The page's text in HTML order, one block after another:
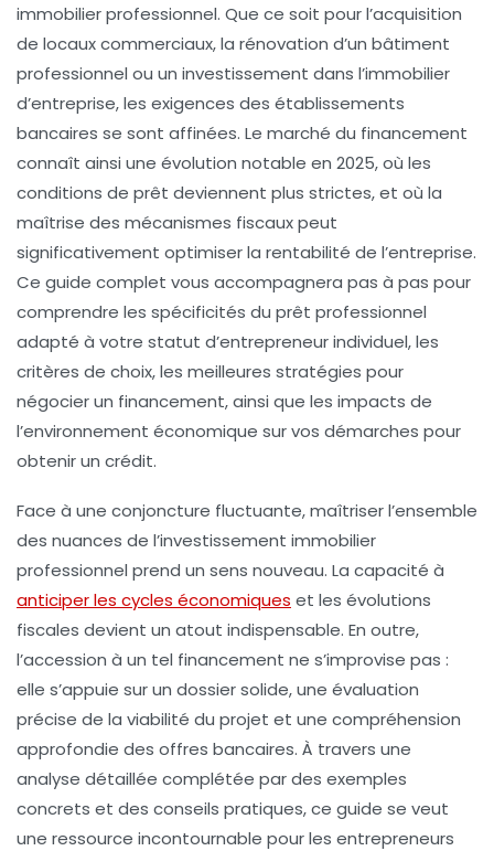
immobilier professionnel. Que ce soit pour l’acquisition
de locaux commerciaux, la rénovation d’un bâtiment
professionnel ou un investissement dans l’immobilier
d’entreprise, les exigences des établissements
bancaires se sont affinées. Le marché du financement
connaît ainsi une évolution notable en 2025, où les
conditions de prêt deviennent plus strictes, et où la
maîtrise des mécanismes fiscaux peut
significativement optimiser la rentabilité de l’entreprise.
Ce guide complet vous accompagnera pas à pas pour
comprendre les spécificités du prêt professionnel
adapté à votre statut d’entrepreneur individuel, les
critères de choix, les meilleures stratégies pour
négocier un financement, ainsi que les impacts de
l’environnement économique sur vos démarches pour
obtenir un crédit.
Face à une conjoncture fluctuante, maîtriser l’ensemble
des nuances de l’investissement immobilier
professionnel prend un sens nouveau. La capacité à
anticiper les cycles économiques et les évolutions
fiscales devient un atout indispensable. En outre,
l’accession à un tel financement ne s’improvise pas :
elle s’appuie sur un dossier solide, une évaluation
précise de la viabilité du projet et une compréhension
approfondie des offres bancaires. À travers une
analyse détaillée complétée par des exemples
concrets et des conseils pratiques, ce guide se veut
une ressource incontournable pour les entrepreneurs